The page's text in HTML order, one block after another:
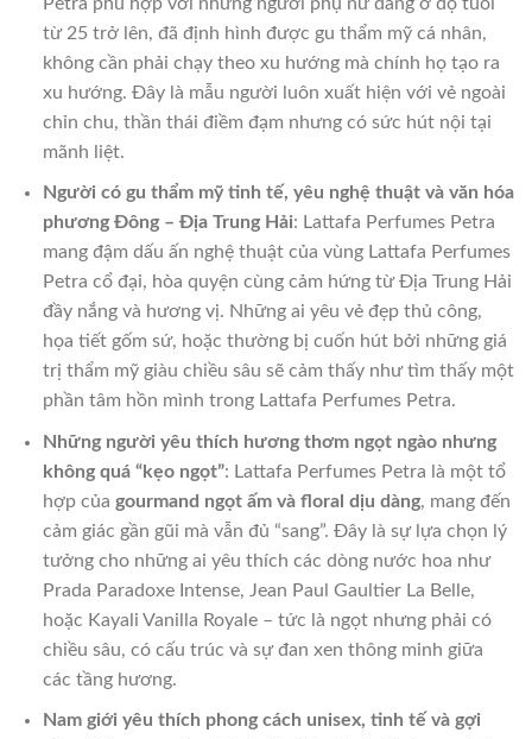
từ 25 trở lên, đã định hình được gu thẩm mỹ cá nhân,
không cần phải chạy theo xu hướng mà chính họ tạo ra
xu hướng. Đây là mẫu người luôn xuất hiện với vẻ ngoài
chỉn chu, thần thái điềm đạm nhưng có sức hút nội tại
mãnh liệt.
Người có gu thẩm mỹ tinh tế, yêu nghệ thuật và văn hóa
phương Đông – Địa Trung Hải: Lattafa Perfumes Petra
mang đậm dấu ấn nghệ thuật của vùng Lattafa Perfumes
Petra cổ đại, hòa quyện cùng cảm hứng từ Địa Trung Hải
đầy nắng và hương vị. Những ai yêu vẻ đẹp thủ công,
họa tiết gốm sứ, hoặc thường bị cuốn hút bởi những giá
trị thẩm mỹ giàu chiều sâu sẽ cảm thấy như tìm thấy một
phần tâm hồn mình trong Lattafa Perfumes Petra.
Những người yêu thích hương thơm ngọt ngào nhưng
không quá “kẹo ngọt”: Lattafa Perfumes Petra là một tổ
hợp của gourmand ngọt ấm và floral dịu dàng, mang đến
cảm giác gần gũi mà vẫn đủ “sang”. Đây là sự lựa chọn lý
tưởng cho những ai yêu thích các dòng nước hoa như
Prada Paradoxe Intense, Jean Paul Gaultier La Belle,
hoặc Kayali Vanilla Royale – tức là ngọt nhưng phải có
chiều sâu, có cấu trúc và sự đan xen thông minh giữa
các tầng hương.
Nam giới yêu thích phong cách unisex, tinh tế và gợi